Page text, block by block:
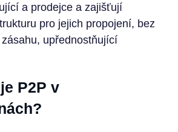
a prodejce a zajišťují
pro jejich propojení, bez
upřednostňující
P2P v